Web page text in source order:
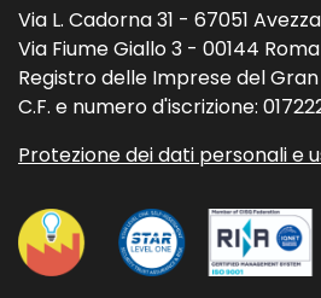
Via L. Cadorna 31 - 67051
Via Fiume Giallo 3 - 00144 Roma
Registro delle Imprese del
C.F. e numero d'iscrizione:
Protezione dei dati personali e